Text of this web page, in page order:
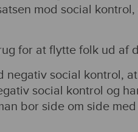
mod social kontrol,
for at flytte folk ud af
social kontrol,
social kontrol og
bor side om side